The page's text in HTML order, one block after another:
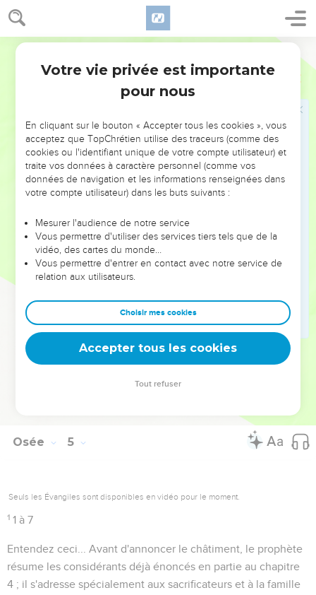
Osée 4
quelque idole.
La menace renfermée dans ces mots contre Israël doit
servir d'avertissement à Juda.
. Israël indocile est comparé à un troupeau
de l'ennemi, c'est-à-dire auquel l'Eternel retire désormais
toute protection.
Laisse-le faire. Cette invitation est encore adressée à Juda,
dans sa relation avec Israël.
Leurs chefs , proprement : leurs boucliers
protecteurs naturels.
Le vent pourrait représenter la tempête qui les emportera
à la ruine ; mais le temps du verbe indique plutôt un fait
passé. Le prophète pense sans doute à cet esprit d'impureté
et d'idolâtrie dont il a été parlé au verset 12. Le mot hébreu
signifie à la foisventetesprit.
Osée 5
Seuls les Évangiles sont disponibles en vidéo pour le moment.
1 1 à 7
Entendez ceci...
Avant d'annoncer le châtiment, le prophète
résume les considérants déjà énoncés en partie au chapitre
4 ; il s'adresse spécialement aux sacrificateurs et à la famille
Votre vie privée est importante
pour nous
En cliquant sur le bouton « Accepter tous les cookies », vous
acceptez que TopChrétien utilise des traceurs (comme des
cookies ou l'identifiant unique de votre compte utilisateur) et
traite vos données à caractère personnel (comme vos
données de navigation et les informations renseignées dans
votre compte utilisateur) dans les buts suivants :
Mesurer l'audience de notre service
Vous permettre d'utiliser des services tiers tels que de la
vidéo, des cartes du monde…
Vous permettre d'entrer en contact avec notre service de
relation aux utilisateurs.
Choisir mes cookies
Accepter tous les cookies
Tout refuser